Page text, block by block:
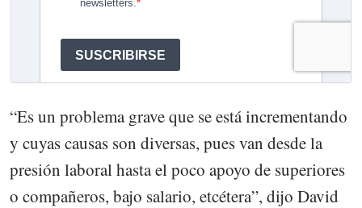
“Es un problema grave que se está incrementando
y cuyas causas son diversas, pues van desde la
presión laboral hasta el poco apoyo de superiores
o compañeros, bajo salario, etcétera”, dijo David